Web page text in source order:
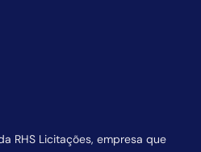
RHS Licitações, empresa que